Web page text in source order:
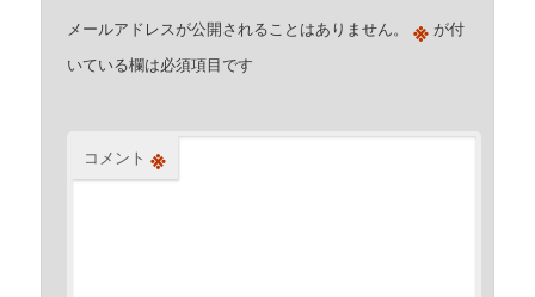
メールアドレスが公開されることはありません。 ※ が付
いている欄は必須項目です
コメント ※